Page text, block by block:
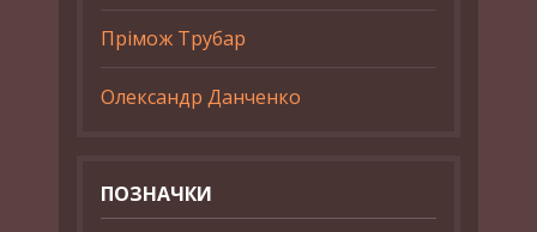
Прімож Трубар
Олександр Данченко
ПОЗНАЧКИ